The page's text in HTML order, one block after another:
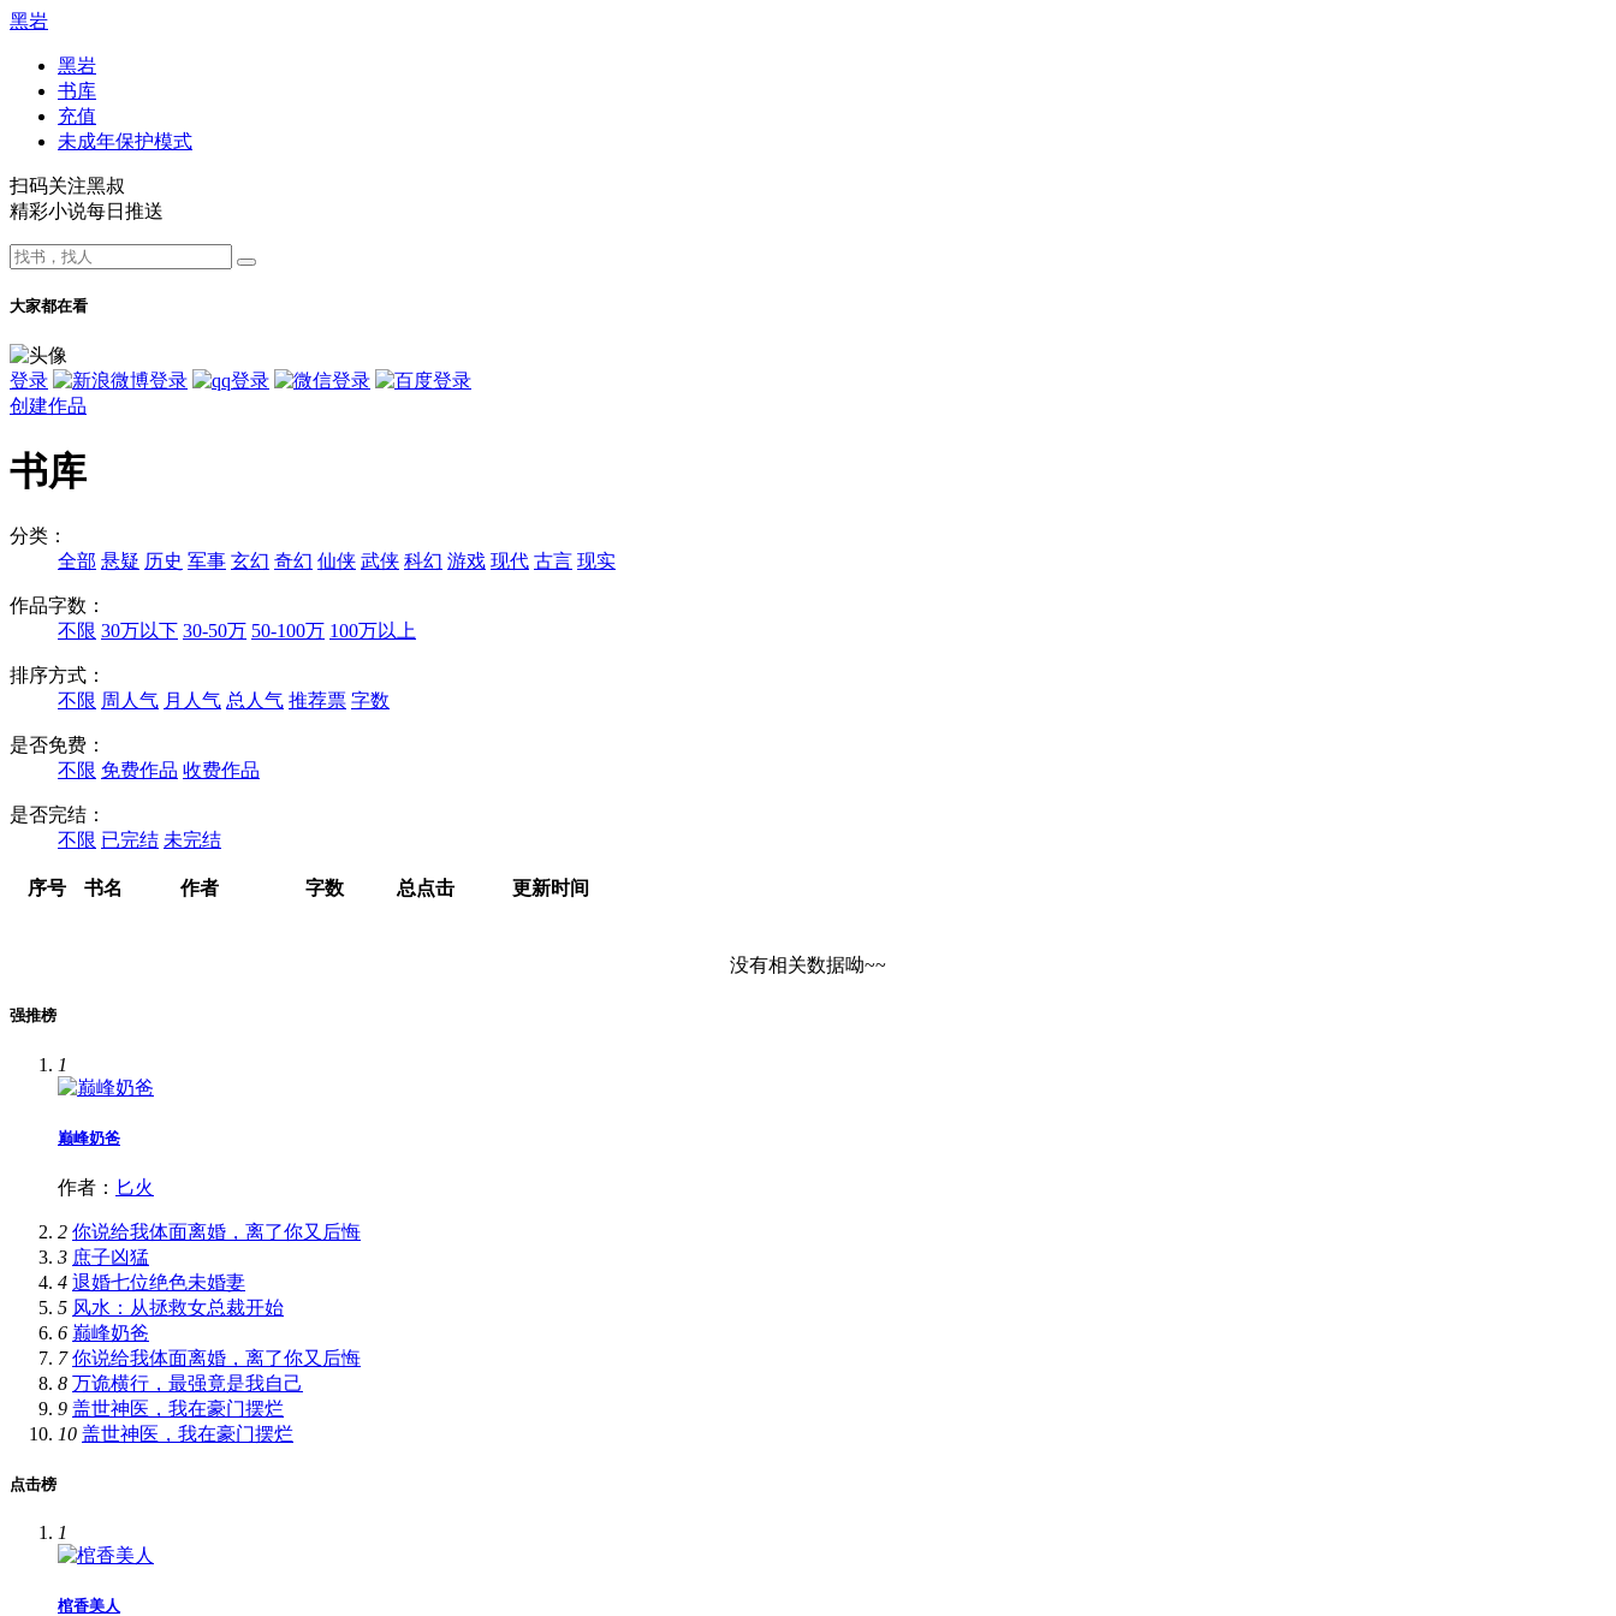
黑岩
黑岩
书库
充值
未成年保护模式
扫码关注黑叔
精彩小说每日推送
大家都在看
登录
创建作品
书库
分类：
全部 悬疑 历史 军事 玄幻 奇幻 仙侠 武侠 科幻 游戏 现代 古言 现实
作品字数：
不限 30万以下 30-50万 50-100万 100万以上
排序方式：
不限 周人气 月人气 总人气 推荐票 字数
是否免费：
不限 免费作品 收费作品
是否完结：
不限 已完结 未完结
序号 书名 作者 字数 总点击 更新时间
没有相关数据呦~~
强推榜
1
巅峰奶爸
作者： 匕火
2 你说给我体面离婚，离了你又后悔
3 庶子凶猛
4 退婚七位绝色未婚妻
5 风水：从拯救女总裁开始
6 巅峰奶爸
7 你说给我体面离婚，离了你又后悔
8 万诡横行，最强竟是我自己
9 盖世神医，我在豪门摆烂
10 盖世神医，我在豪门摆烂
点击榜
1
棺香美人